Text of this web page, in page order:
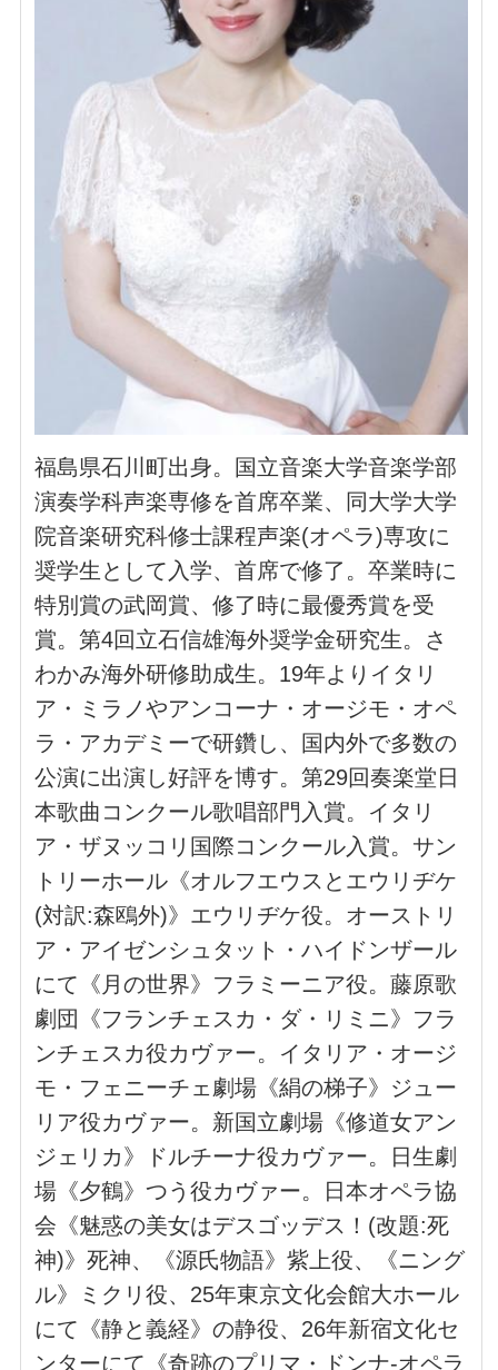
福島県石川町出身。国立音楽大学音楽学部
演奏学科声楽専修を首席卒業、同大学大学
院音楽研究科修士課程声楽(オペラ)専攻に
奨学生として入学、首席で修了。卒業時に
特別賞の武岡賞、修了時に最優秀賞を受
賞。第4回立石信雄海外奨学金研究生。さ
わかみ海外研修助成生。19年よりイタリ
ア・ミラノやアンコーナ・オージモ・オペ
ラ・アカデミーで研鑽し、国内外で多数の
公演に出演し好評を博す。第29回奏楽堂日
本歌曲コンクール歌唱部門入賞。イタリ
ア・ザヌッコリ国際コンクール入賞。サン
トリーホール《オルフエウスとエウリヂケ
(対訳:森鴎外)》エウリヂケ役。オーストリ
ア・アイゼンシュタット・ハイドンザール
にて《月の世界》フラミーニア役。藤原歌
劇団《フランチェスカ・ダ・リミニ》フラ
ンチェスカ役カヴァー。イタリア・オージ
モ・フェニーチェ劇場《絹の梯子》ジュー
リア役カヴァー。新国立劇場《修道女アン
ジェリカ》ドルチーナ役カヴァー。日生劇
場《夕鶴》つう役カヴァー。日本オペラ協
会《魅惑の美女はデスゴッデス！(改題:死
神)》死神、《源氏物語》紫上役、《ニング
ル》ミクリ役、25年東京文化会館大ホール
にて《静と義経》の静役、26年新宿文化セ
ンターにて《奇跡のプリマ・ドンナ-オペラ